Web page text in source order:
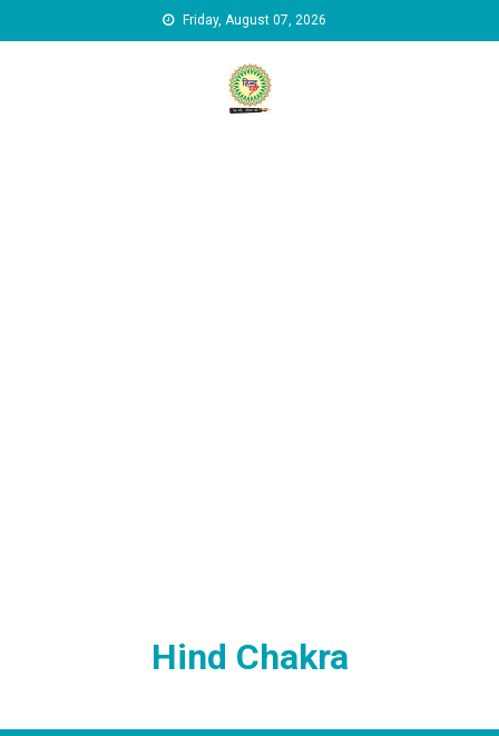
Friday, August 07, 2026
Hind Chakra